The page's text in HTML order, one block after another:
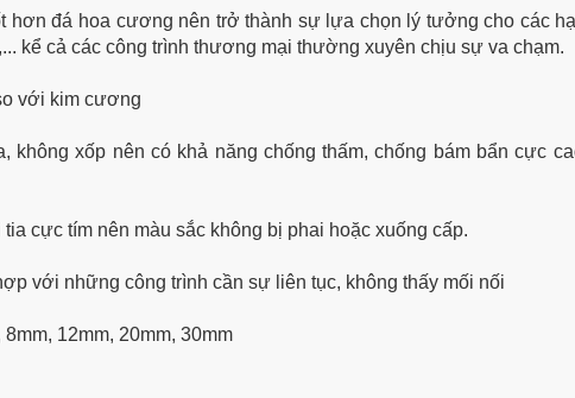
hơn đá hoa cương nên trở thành sự lựa chọn lý tưởng cho các
kể cả các công trình thương mại thường xuyên chịu sự va chạm.
với kim cương
không xốp nên có khả năng chống thấm, chống bám bẩn cực
cực tím nên màu sắc không bị phai hoặc xuống cấp.
với những công trình cần sự liên tục, không thấy mối nối
12mm, 20mm, 30mm